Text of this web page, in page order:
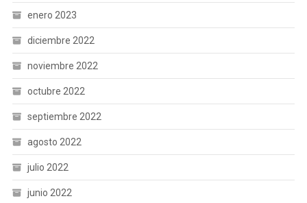
enero 2023
diciembre 2022
noviembre 2022
octubre 2022
septiembre 2022
agosto 2022
julio 2022
junio 2022